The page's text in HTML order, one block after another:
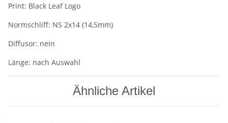
Print: Black Leaf Logo
Normschliff: NS 2x14 (14,5mm)
Diffusor: nein
Länge: nach Auswahl
Ähnliche Artikel